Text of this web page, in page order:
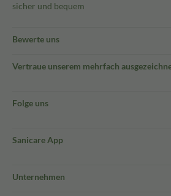
sicher und bequem
Bewerte uns
Vertraue unserem mehrfach
Folge uns
Sanicare App
Unternehmen